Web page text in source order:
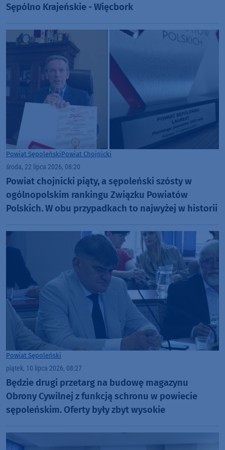
Sępólno Krajeńskie - Więcbork
Powiat SępoleńskiPowiat Chojnicki
środa, 22 lipca 2026, 08:20
Powiat chojnicki piąty, a sępoleński szósty w
ogólnopolskim rankingu Związku Powiatów
Polskich. W obu przypadkach to najwyżej w historii
Powiat Sępoleński
piątek, 10 lipca 2026, 08:27
Będzie drugi przetarg na budowę magazynu
Obrony Cywilnej z funkcją schronu w powiecie
sępoleńskim. Oferty były zbyt wysokie